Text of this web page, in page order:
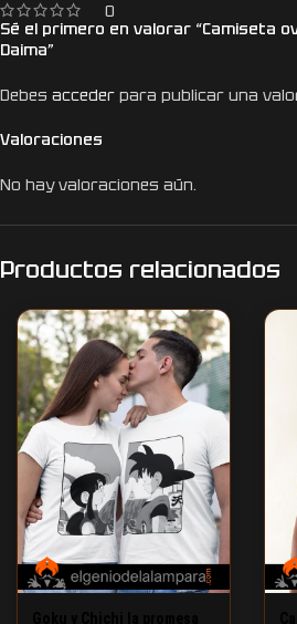
0
Valoraciones
No hay valoraciones aún.
Sé el primero en valorar “Camiseta
Daima”
Debes acceder para publicar una
Productos relacionados